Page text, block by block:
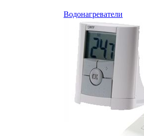
Водонагреватели